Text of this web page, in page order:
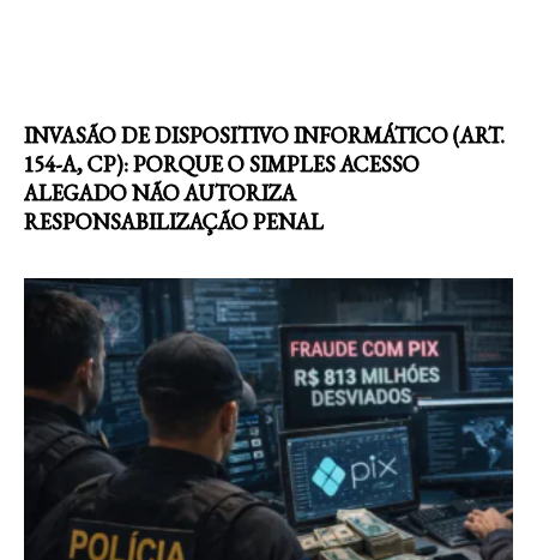
INVASÃO DE DISPOSITIVO INFORMÁTICO (ART.
154-A, CP): PORQUE O SIMPLES ACESSO
ALEGADO NÃO AUTORIZA
RESPONSABILIZAÇÃO PENAL